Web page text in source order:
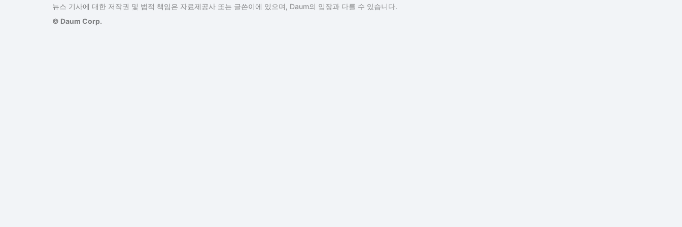
뉴스 기사에 대한 저작권 및 법적 책임은 자료제공사 또는 글쓴이에 있으며, Daum의 입장과 다를 수 있습니다.
© Daum Corp.